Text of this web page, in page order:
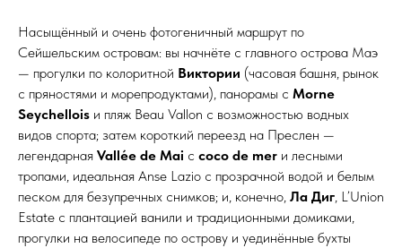
Насыщённый и очень фотогеничный маршрут по
Сейшельским островам: вы начнёте с главного острова Маэ
— прогулки по колоритной Виктории (часовая башня, рынок
с пряностями и морепродуктами), панорамы с Morne
Seychellois и пляж Beau Vallon с возможностью водных
видов спорта; затем короткий переезд на Преслен —
легендарная Vallée de Mai с coco de mer и лесными
тропами, идеальная Anse Lazio с прозрачной водой и белым
песком для безупречных снимков; и, конечно, Ла Диг, L’Union
Estate с плантацией ванили и традиционными домиками,
прогулки на велосипеде по острову и уединённые бухты